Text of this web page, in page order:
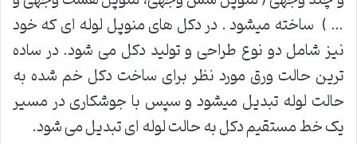
… ) ساخته میشود . در دکل های منوپل لوله ای که خود
نیز شامل دو نوع طراحی و تولید دکل می شود. در ساده
ترین حالت ورق مورد نظر برای ساخت دکل خم شده به
حالت لوله تبدیل میشود و سپس با جوشکاری در مسیر
یک خط مستقیم دکل به حالت لوله ای تبدیل می شود.